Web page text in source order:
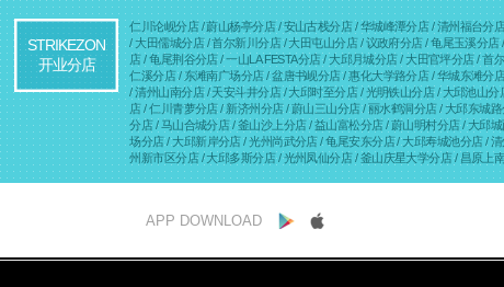
STRIKEZON
开业分店
仁川论岘分店/ 蔚山杨亭分店/ 安山古栈分店/ 华城峰潭分店/ 清州福台分
/ 大田儒城分店/ 首尔新川分店/ 大田屯山分店/ 议政府分店/ 龟尾玉溪分店
店/ 龟尾荆谷分店/ 一山LA FESTA分店/ 大邱月城分店/ 大田官坪分店/ 首
仁溪分店/ 东滩南广场分店/ 盆唐书岘分店/ 惠化大学路分店/ 华城东滩分
/ 清州山南分店/ 天安斗井分店/ 大邱时至分店/ 光明铁山分店/ 大邱池山分
店/ 仁川青萝分店/ 新济州分店/ 蔚山三山分店/ 丽水鹤洞分店/ 大邱东城
分店/ 马山合城分店/ 釜山沙上分店/ 益山富松分店/ 蔚山明村分店/ 大邱
场分店/ 大邱新岸分店/ 光州尚武分店/ 龟尾安东分店/ 大邱寿城池分店/
州新市区分店/ 大邱多斯分店/ 光州凤仙分店/ 釜山庆星大学分店/ 昌原上
大学分店/ 大邱漆谷分店 / 光州尖端分店 / 水原灵通分店/ 首尔蚕室分店 /
APP DOWNLOAD